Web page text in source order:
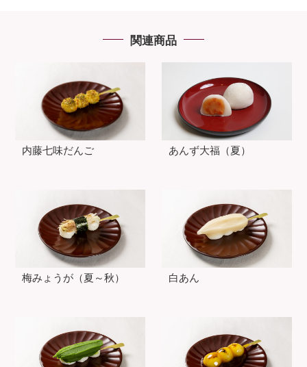
関連商品
内藤七味だんご あんず大福（夏）
梅みょうが（夏～秋） 白あん